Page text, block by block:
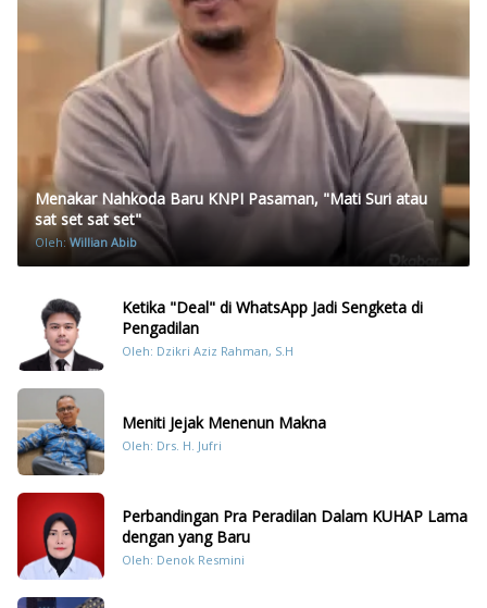
Menakar Nahkoda Baru KNPI Pasaman, "Mati Suri atau
sat set sat set"
Oleh:Willian Abib
Ketika "Deal" di WhatsApp Jadi Sengketa di
Pengadilan
Oleh: Dzikri Aziz Rahman, S.H
Meniti Jejak Menenun Makna
Oleh: Drs. H. Jufri
Perbandingan Pra Peradilan Dalam KUHAP Lama
dengan yang Baru
Oleh: Denok Resmini